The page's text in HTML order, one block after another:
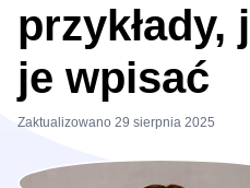
przykłady,
je wpisać
Zaktualizowano 29 sierpnia 2025